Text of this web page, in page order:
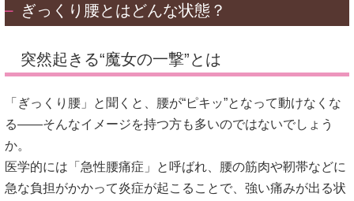
ぎっくり腰とはどんな状態？
突然起きる“魔女の一撃”とは
「ぎっくり腰」と聞くと、腰が“ピキッ”となって動けなくな
る――そんなイメージを持つ方も多いのではないでしょう
か。
医学的には「急性腰痛症」と呼ばれ、腰の筋肉や靭帯などに
急な負担がかかって炎症が起こることで、強い痛みが出る状